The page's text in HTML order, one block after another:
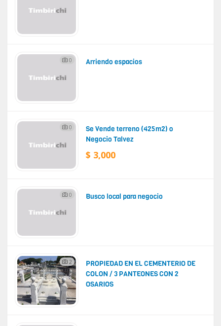
0 Arriendo espacios
0
Se Vende terreno (425m2) o
Negocio Talvez
$ 3,000
0 Busco local para negocio
2
PROPIEDAD EN EL CEMENTERIO DE
COLON / 3 PANTEONES CON 2
OSARIOS